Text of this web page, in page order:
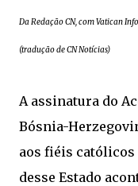
Da Redação CN, com Vatican
(tradução de CN Notícias)
A assinatura do
Bósnia-
aos fiéis católicos
desse Estado